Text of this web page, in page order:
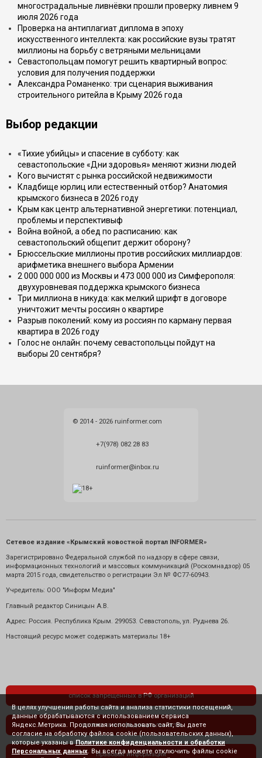
многострадальные ливнёвки прошли проверку ливнем 9
июля 2026 года
Проверка на антиплагиат диплома в эпоху
искусственного интеллекта: как российские вузы тратят
миллионы на борьбу с ветряными мельницами
Севастопольцам помогут решить квартирный вопрос:
условия для получения поддержки
Александра Романенко: три сценария выживания
строительного ритейла в Крыму 2026 года
Выбор редакции
«Тихие убийцы» и спасение в субботу: как
севастопольские «Дни здоровья» меняют жизни людей
Кого вычистят с рынка российской недвижимости
Кладбище юрлиц или естественный отбор? Анатомия
крымского бизнеса в 2026 году
Крым как центр альтернативной энергетики: потенциал,
проблемы и перспективыф
Война войной, а обед по расписанию: как
севастопольский общепит держит оборону?
Брюссельские миллионы против российских миллиардов:
арифметика внешнего выбора Армении
2 000 000 000 из Москвы и 473 000 000 из Симферополя:
двухуровневая поддержка крымского бизнеса
Три миллиона в никуда: как мелкий шрифт в договоре
уничтожит мечты россиян о квартире
Разрыв поколений: кому из россиян по карману первая
квартира в 2026 году
Голос не онлайн: почему севастопольцы пойдут на
выборы 20 сентября?
© 2014 - 2026 ruinformer.com
+7(978) 082 28 83
ruinformer@inbox.ru
Сетевое издание «Крымский новостной портал INFORMER»
Зарегистрировано Федеральной службой по надзору в сфере связи,
информационных технологий и массовых коммуникаций (Роскомнадзор) 05
марта 2015 года, свидетельство о регистрации Эл № ФС77-60943.
Учредитель: ООО "Информ Медиа"
Главный редактор Синицын А.В.
Адрес: Россия. Республика Крым. 299053. Севастополь, ул. Руднева 26.
Настоящий ресурс может содержать материалы 18+
список запрещенных в РФ организаций
политика конфиденциальности
правовая информация
В целях улучшения работы сайта и анализа статистики посещений,
данные обрабатываются с использованием сервиса
Яндекс.Метрика. Продолжая использовать сайт, Вы даете
согласие на обработку файлов cookie (пользовательских данных),
которые указаны в Политике конфиденциальности и обработки
Персональных данных . Вы всегда можете отключить файлы cookie